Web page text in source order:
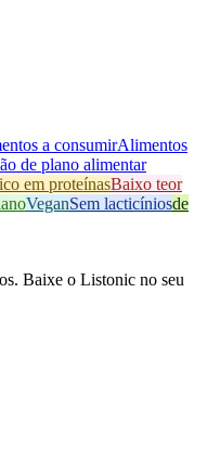
a consumirAlimentos
de plano alimentar
em proteínasBaixo teor
VeganSem lacticíniosde
Baixe o Listonic no seu